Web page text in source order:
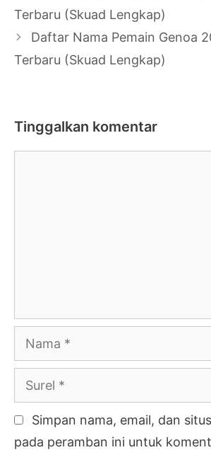
Tulisan
Terbaru (Skuad Lengkap)
Daftar Nama Pemain Genoa
Terbaru (Skuad Lengkap)
Tinggalkan komentar
Nama
Surel
Simpan nama, email, dan
pada peramban ini untuk